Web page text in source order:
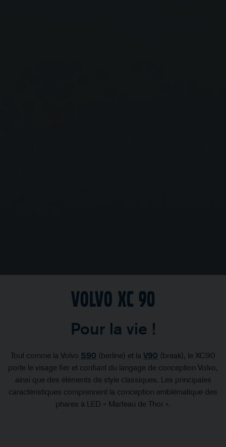
Volvo XC 90
Pour la vie !
Tout comme la Volvo S90 (berline) et la V90 (break), le XC90
porte le visage fier et confiant du langage de conception Volvo,
ainsi que des éléments de style classiques. Les principales
caractéristiques comprennent la conception emblématique des
phares à LED « Marteau de Thor ».